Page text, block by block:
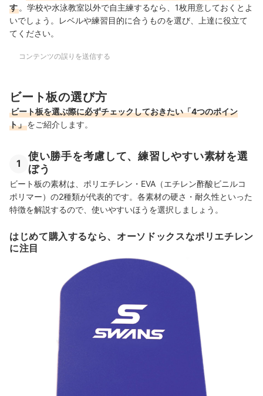
す 。学校や水泳教室以外で自主練するなら、1枚用意しておくとよ
いでしょう。レベルや練習目的に合うものを選び、上達に役立て
てください。
コンテンツの誤りを送信する
ビート板の選び方
ビート板を選ぶ際に必ずチェックしておきたい「4つのポイン
ト」をご紹介します。
1
使い勝手を考慮して、練習しやすい素材を選
ぼう
ビート板の素材は、ポリエチレン・EVA（エチレン酢酸ビニルコ
ポリマー）の2種類が代表的です。各素材の硬さ・耐久性といった
特徴を解説するので、使いやすいほうを選択しましょう。
はじめて購入するなら、オーソドックスなポリエチレン
に注目